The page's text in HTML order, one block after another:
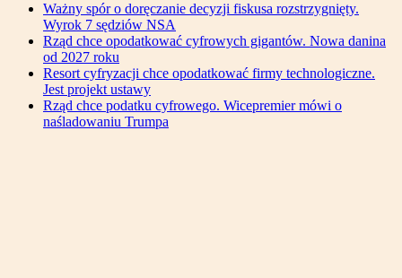
Ważny spór o doręczanie decyzji fiskusa rozstrzygnięty.
Wyrok 7 sędziów NSA
Rząd chce opodatkować cyfrowych gigantów. Nowa danina
od 2027 roku
Resort cyfryzacji chce opodatkować firmy technologiczne.
Jest projekt ustawy
Rząd chce podatku cyfrowego. Wicepremier mówi o
naśladowaniu Trumpa